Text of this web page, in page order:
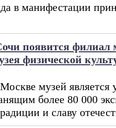
в манифестации
появится филиал
физической
музей является
более 80 000
и славу